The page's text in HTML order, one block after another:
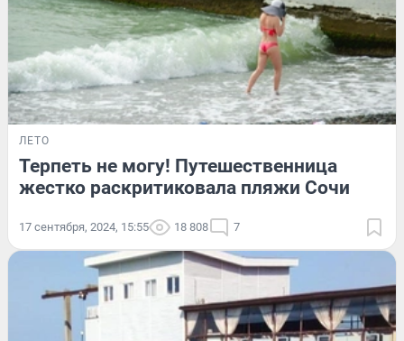
ЛЕТО
Терпеть не могу! Путешественница
жестко раскритиковала пляжи Сочи
17 сентября, 2024, 15:55 18 808 7